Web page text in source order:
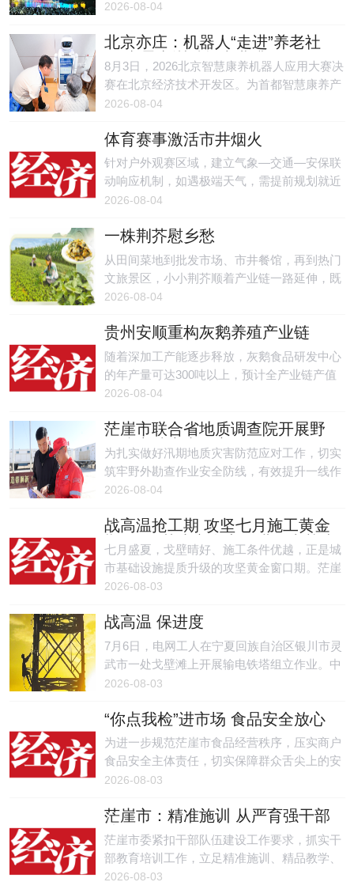
2026-08-04
北京亦庄：机器人“走进”养老社
区 实景实训赋能产业升级
8月3日，2026北京智慧康养机器人应用大赛决
赛在北京经济技术开发区。为首都智慧康养产
业发展贡献亦庄力量。
2026-08-04
体育赛事激活市井烟火
针对户外观赛区域，建立气象—交通—安保联
动响应机制，如遇极端天气，需提前规划就近
室内避险场所并配备应急物资。
2026-08-04
一株荆芥慰乡愁
从田间菜地到批发市场、市井餐馆，再到热门
文旅景区，小小荆芥顺着产业链一路延伸，既
是中原农耕丰收的缩影，也是河南饮食文化的
地餐桌、走向全国，让独属于河南的夏日清
香，被更多人看见、品尝、记住。
2026-08-04
贵州安顺重构灰鹅养殖产业链
随着深加工产能逐步释放，灰鹅食品研发中心
的年产量可达300吨以上，预计全产业链产值
将达8000万元。
2026-08-04
茫崖市联合省地质调查院开展野
外防灾减灾专项宣传活动
为扎实做好汛期地质灾害防范应对工作，切实
筑牢野外勘查作业安全防线，有效提升一线作
业人员防灾避险、自救互救能力，近日，茫崖
院，深入英雄岭构造带狮新58井野外作业现
场，开展防洪防汛、地质灾害防治专项科普宣
传活动，以精准宣教护航野外生产作业安全。
2026-08-04
战高温抢工期 攻坚七月施工黄金
期 —— 茫崖市多点推进民生基建
绘就戈壁宜居新画卷
七月盛夏，戈壁晴好、施工条件优越，正是城
市基础设施提质升级的攻坚黄金窗口期。茫崖
市抢抓有利施工时段，统筹推进城市道路修
休闲设施升级四大类民生基建项目，施工一线
全员错峰鏖战、挂图攻坚，以“地上焕新、地
下提质”双向发力，补齐城市功能短板，从群
众出行、用水供暖、人居环境、休闲配套等多
级，切实把民生工程建成群众满意的暖心工
程。
2026-08-03
战高温 保进度
7月6日，电网工人在宁夏回族自治区银川市灵
武市一处戈壁滩上开展输电铁塔组立作业。中
经视觉）。
2026-08-03
“你点我检”进市场 食品安全放心
享
为进一步规范茫崖市食品经营秩序，压实商户
食品安全主体责任，切实保障群众舌尖上的安
全，近日，茫崖市市场监督管理局在辖区花土
市场专项活动，市场内广大商贩和周边民众积
极踊跃参与，活动取得良好成效。
2026-08-03
茫崖市：精准施训 从严育强干部
队伍
茫崖市委紧扣干部队伍建设工作要求，抓实干
部教育培训工作，立足精准施训、精品教学、
从严管理，全方位提升干部综合素养与履职能
2026-08-03